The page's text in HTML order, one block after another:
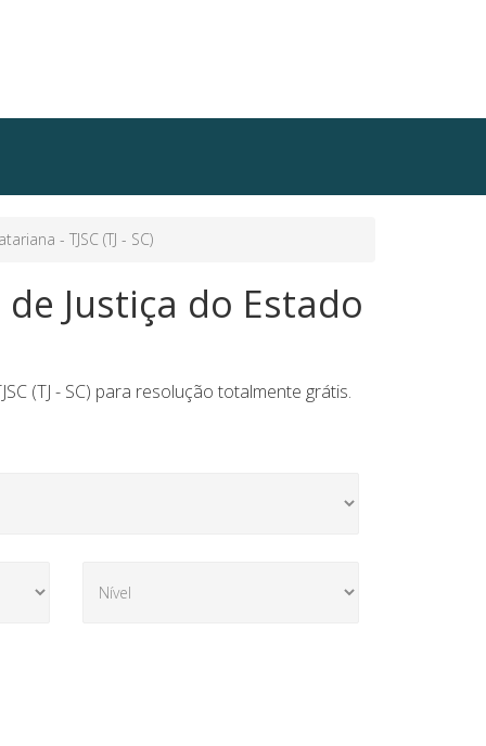
- TJSC (TJ - SC)
Justiça do Estado
(TJ - SC) para resolução totalmente grátis.